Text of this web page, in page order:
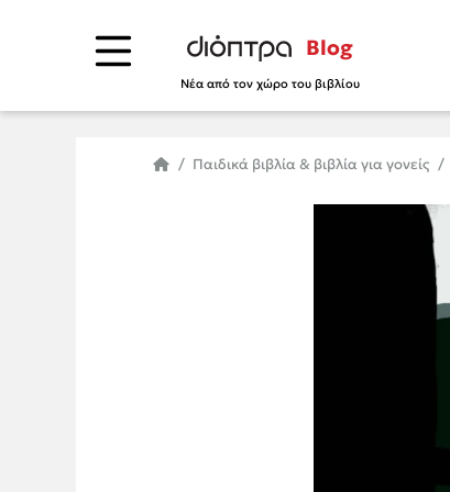
Blog
Νέα από τον χώρο του βιβλίου
Παιδικά βιβλία & βιβλία για γονείς